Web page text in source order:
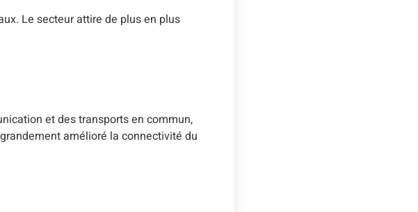
Le secteur attire de plus en plus
et des transports en commun,
amélioré la connectivité du